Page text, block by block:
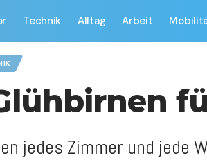
Technik Alltag Arbeit
jedes Zimmer und jede